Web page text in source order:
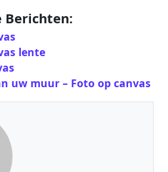
Berichten:
lente
uw muur – Foto op canvas